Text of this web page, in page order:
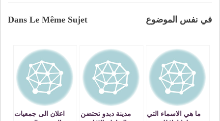
Dans Le Même Sujet في نفس الموضوع
ما هي الاسماء التي
مدينة دبدو تحتضن
اعلان الى جمعيات